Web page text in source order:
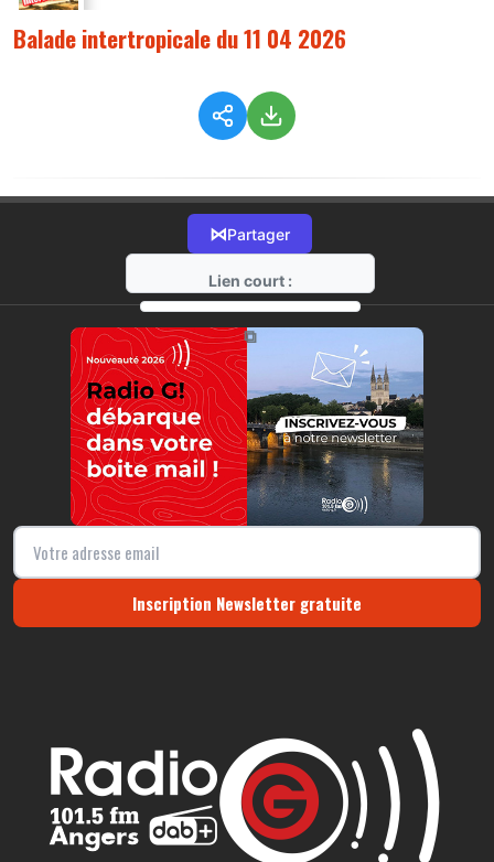
Balade intertropicale du 11 04 2026
⋈Partager
Lien court :
https://radio-g.fr?21649
⧉
Inscription Newsletter gratuite